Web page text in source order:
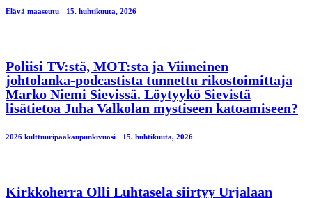
Elävä maaseutu 15. huhtikuuta, 2026
Poliisi TV:stä, MOT:sta ja Viimeinen
johtolanka-podcastista tunnettu rikostoimittaja
Marko Niemi Sievissä. Löytyykö Sievistä
lisätietoa Juha Valkolan mystiseen katoamiseen?
2026 kulttuuripääkaupunkivuosi 15. huhtikuuta, 2026
Kirkkoherra Olli Luhtasela siirtyy Urjalaan